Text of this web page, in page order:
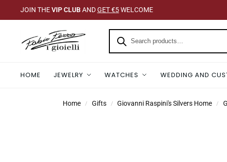
JOIN THEVIP CLUBANDGET €5WELCOME
HOME JEWELRY WATCHES WEDDING AND
Home / Gifts / Giovanni Raspini's Silvers Home /